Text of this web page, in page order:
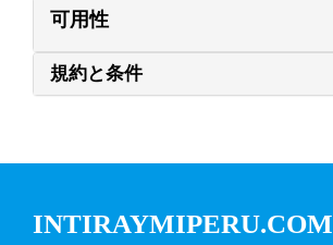
可用性
規約と条件
INTIRAYMIPERU.COM